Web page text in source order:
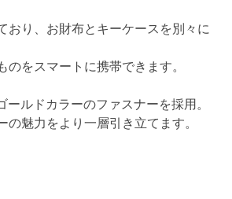
おり、お財布とキーケースを別々に
をスマートに携帯できます。
ルドカラーのファスナーを採用。
魅力をより一層引き立てます。